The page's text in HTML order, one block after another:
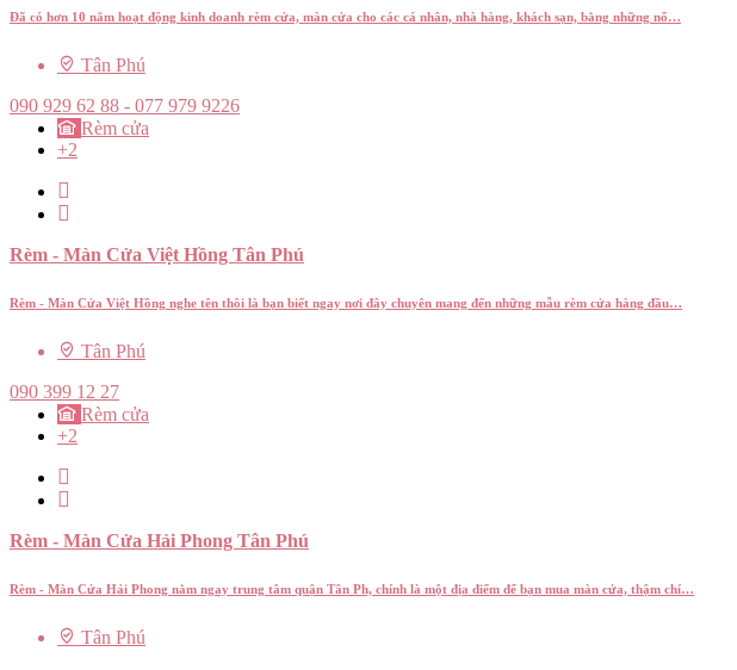
Đã có hơn 10 năm hoạt động kinh doanh rèm cửa, màn cửa cho các cá nhân, nhà hàng, khách sạn, bằng những nổ…
Tân Phú
090 929 62 88 - 077 979 9226
Rèm cửa
+2
Rèm - Màn Cửa Việt Hồng Tân Phú
Rèm - Màn Cửa Việt Hồng nghe tên thôi là bạn biết ngay nơi đây chuyên mang đến những mẫu rèm cửa hàng đầu…
Tân Phú
090 399 12 27
Rèm cửa
+2
Rèm - Màn Cửa Hải Phong Tân Phú
Rèm - Màn Cửa Hải Phong nằm ngay trung tâm quận Tân Ph, chính là một địa điểm để bạn mua màn cửa, thậm chí…
Tân Phú